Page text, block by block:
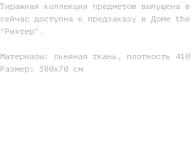
Тиражная коллекция предметов выпущена
сейчас доступна к предзаказу в Доме
"Рихтер".
Материалы: льняная ткань, плотность
Размер: 380х70 см